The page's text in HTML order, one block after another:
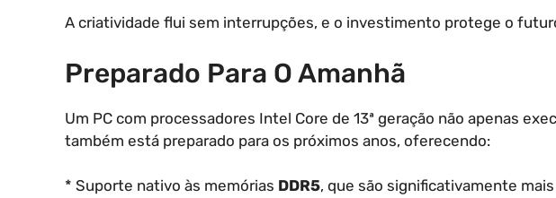
A criatividade flui sem interrupções, e o investimento protege o
Preparado Para O Amanhã
Um PC com processadores Intel Core de 13ª geração não apenas
também está preparado para os próximos anos, oferecendo:
* Suporte nativo às memórias DDR5, que são significativamente